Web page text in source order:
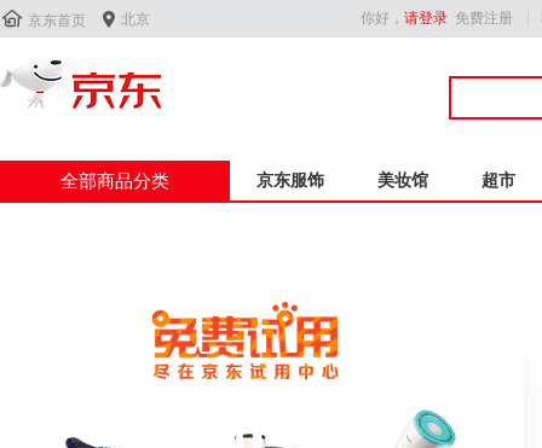
 京东首页  北京 你好， 请登录 免费注册
全部商品分类 京东服饰 美妆馆 超市